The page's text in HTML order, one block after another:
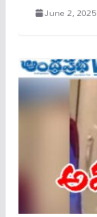
June 2, 2025